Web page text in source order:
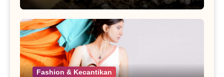
Fashion & Kecantikan